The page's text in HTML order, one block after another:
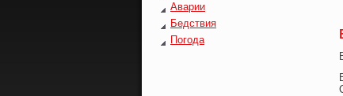
Аварии
Бедствия
Погода